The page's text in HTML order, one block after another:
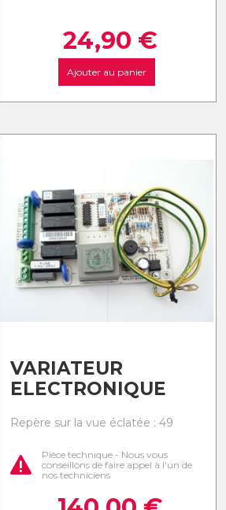
24,90 €
Ajouter au panier
VARIATEUR
ELECTRONIQUE
Repère sur la vue éclatée : 49
Pièce technique - Nous vous
conseillons de faire appel à l'un de
nos techniciens